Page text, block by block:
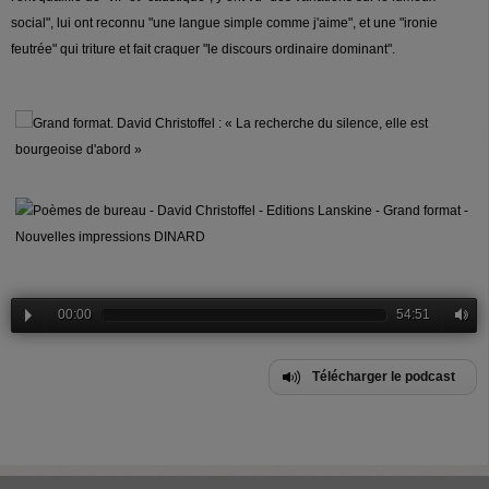
social", lui ont reconnu "une langue simple comme j'aime", et une "ironie
feutrée" qui triture et fait craquer "le discours ordinaire dominant".
00:00 54:51
Télécharger le podcast